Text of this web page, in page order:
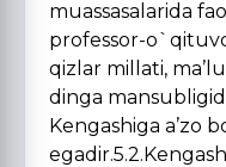
muassasalarida
professor-
qizlar millati,
dinga
Kengashiga a’zo